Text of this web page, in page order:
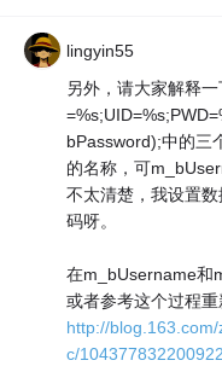
lingyin55
另外，请大家解释
bPassword);中的三
的名称，可
不太清楚，我设置
码呀。
在m_bUsername和
或者参考这个过程
http://
c/